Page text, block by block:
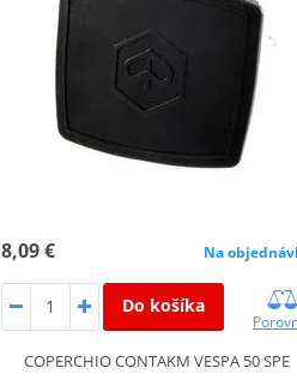
8,09 € Na
Do košíka
COPERCHIO CONTAKM VESPA 50 SPE